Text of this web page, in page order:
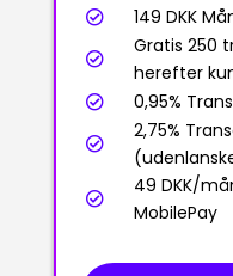
 149 DKK

Gratis 250
herefter
 0,95%

2,75%

49 DKK/
MobilePay